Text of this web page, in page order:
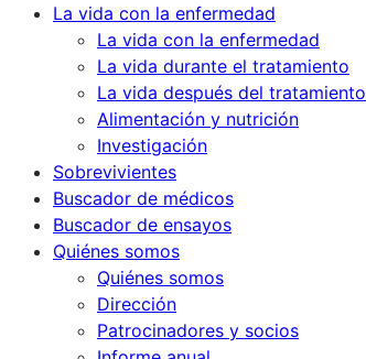
La vida con la enfermedad
La vida con la enfermedad
La vida durante el tratamiento
La vida después del tratamiento
Alimentación y nutrición
Investigación
Sobrevivientes
Buscador de médicos
Buscador de ensayos
Quiénes somos
Quiénes somos
Dirección
Patrocinadores y socios